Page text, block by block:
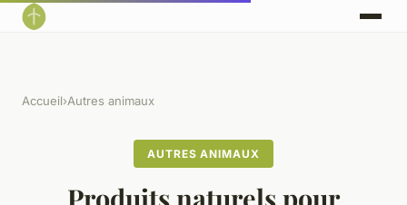
Accueil›Autres animaux
AUTRES ANIMAUX
Produits naturels pour